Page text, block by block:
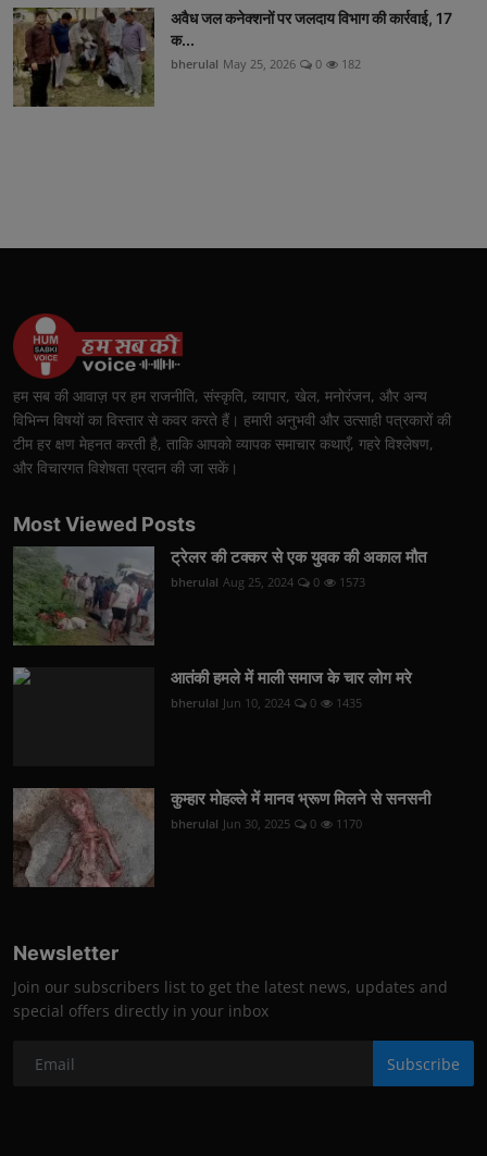
अवैध जल कनेक्शनों पर जलदाय विभाग की कार्रवाई, 17
क...
bherulal May 25, 2026 0 182
हम सब की आवाज़ पर हम राजनीति, संस्कृति, व्यापार, खेल, मनोरंजन, और अन्य
विभिन्न विषयों का विस्तार से कवर करते हैं। हमारी अनुभवी और उत्साही पत्रकारों की
टीम हर क्षण मेहनत करती है, ताकि आपको व्यापक समाचार कथाएँ, गहरे विश्लेषण,
और विचारगत विशेषता प्रदान की जा सकें।
Most Viewed Posts
ट्रेलर की टक्कर से एक युवक की अकाल मौत
bherulal Aug 25, 2024 0 1573
आतंकी हमले में माली समाज के चार लोग मरे
bherulal Jun 10, 2024 0 1435
कुम्हार मोहल्ले में मानव भ्रूण मिलने से सनसनी
bherulal Jun 30, 2025 0 1170
Newsletter
Join our subscribers list to get the latest news, updates and
special offers directly in your inbox
Subscribe